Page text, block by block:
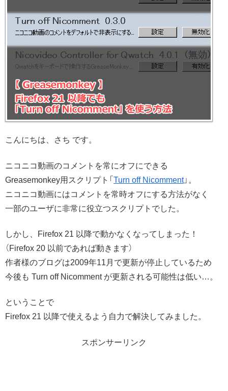
こんにちは、さち です。
ニコニコ動画のコメントを常にオフにできる
Greasemonkey用スクリプト「 Turn off Nicomment」。
ニコニコ動画にはコメントを常時オフにする方法がなく
一部のユーザに非常に役立つスクリプトでした。
しかし、Firefox 21 以降で動かなくなってしまった！
（Firefox 20 以前であれば動きます）
作者様のブログは2009年11月で更新が停止しているため
今後も Turn off Nicomment が更新される可能性は低い…。
ということで
Firefox 21 以降で使えるよう自力で解決してみました。
スポンサーリンク